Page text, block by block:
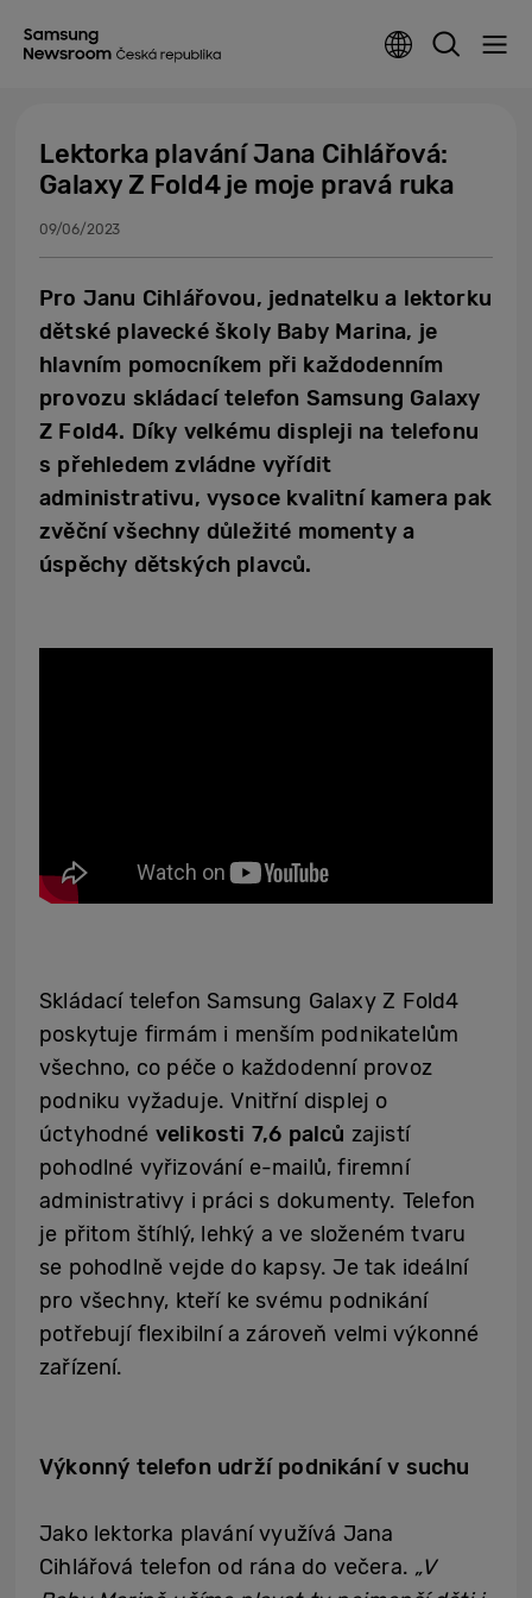
Lektorka plavání Jana Cihlářová:
Galaxy Z Fold4 je moje pravá ruka
09/06/2023
Pro Janu Cihlářovou, jednatelku a lektorku
dětské plavecké školy Baby Marina, je
hlavním pomocníkem při každodenním
provozu skládací telefon Samsung Galaxy
Z Fold4. Díky velkému displeji na telefonu
s přehledem zvládne vyřídit
administrativu, vysoce kvalitní kamera pak
zvěční všechny důležité momenty a
úspěchy dětských plavců.
Skládací telefon Samsung Galaxy Z Fold4
poskytuje firmám i menším podnikatelům
všechno, co péče o každodenní provoz
podniku vyžaduje. Vnitřní displej o
úctyhodné velikosti 7,6 palců zajistí
pohodlné vyřizování e-mailů, firemní
administrativy i práci s dokumenty. Telefon
je přitom štíhlý, lehký a ve složeném tvaru
se pohodlně vejde do kapsy. Je tak ideální
pro všechny, kteří ke svému podnikání
potřebují flexibilní a zároveň velmi výkonné
zařízení.
Výkonný telefon udrží podnikání v suchu
Jako lektorka plavání využívá Jana
Cihlářová telefon od rána do večera. „V